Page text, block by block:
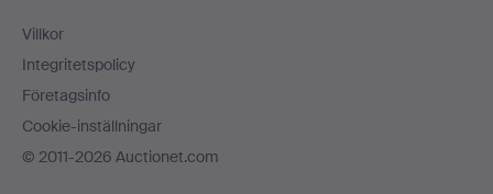
Villkor
Integritetspolicy
Företagsinfo
Cookie-inställningar
© 2011-2026 Auctionet.com